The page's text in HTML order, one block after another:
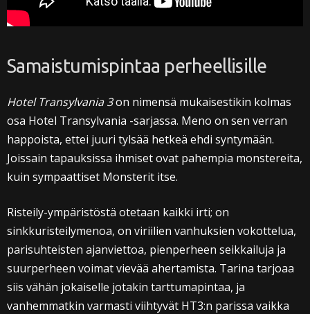
Samaistumispintaa perheellisille
Hotel Transylvania 3on nimensä mukaisestikin kolmas
osa Hotel Transylvania -sarjassa. Meno on sen verran
happoista, ettei juuri tylsää hetkeä ehdi syntymään.
Joissain tapauksissa ihmiset ovat pahempia monstereita,
kuin sympaattiset Monsterit itse.
Risteily-ympäristöstä otetaan kaikki irti; on
sinkkuristeilymenoa, on viriilien vanhuksien vokottelua,
parisuhteisten ajanviettoa, pienperheen seikkailuja ja
suurperheen voimat vievää ahertamista. Tarina tarjoaa
siis vähän jokaiselle jotakin tarttumapintaa, ja
vanhemmatkin varmasti viihtyvät HT3:n parissa vaikka